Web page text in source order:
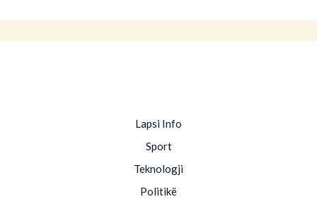
Lapsi Info
Sport
Teknologji
Politikë